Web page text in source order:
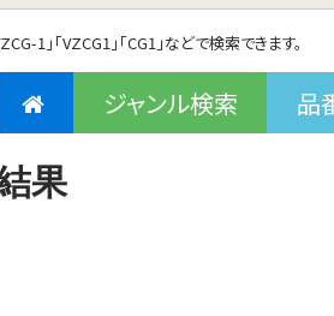
1」「VZCG1」「CG1」などで検索できます。
ジャンル検索 品
果